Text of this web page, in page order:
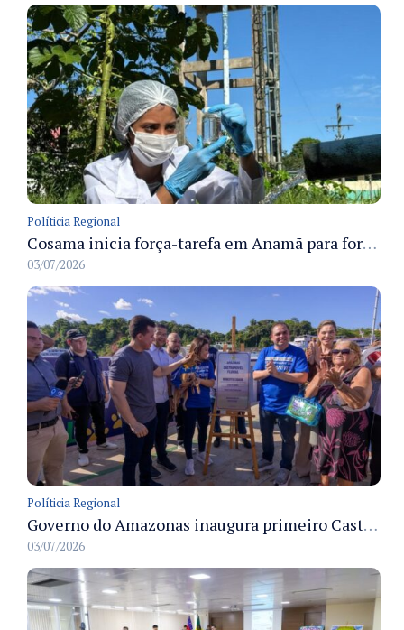
Políticia Regional
Cosama inicia força-tarefa em Anamã para fortalecer abastecimento de água e segurança hídrica da população
03/07/2026
Políticia Regional
Governo do Amazonas inaugura primeiro Castramóvel Fluvial para atendimento veterinário às comunidades ribeirinhas e castração gratuita
03/07/2026